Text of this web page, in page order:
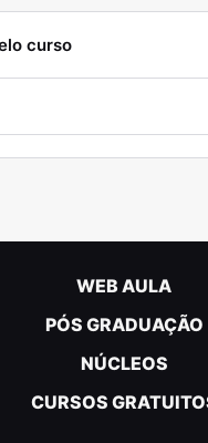
curso
WEB AULA
PÓS GRADUAÇÃO
NÚCLEOS
CURSOS